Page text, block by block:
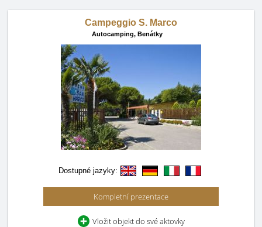
Campeggio S. Marco
Autocamping, Benátky
Dostupné jazyky:
Kompletní prezentace
Vložit objekt do své aktovky